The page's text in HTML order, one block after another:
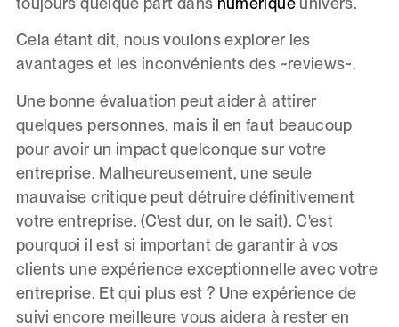
Cela étant dit, nous voulons explorer les
avantages et les inconvénients des ~reviews~.
Une bonne évaluation peut aider à attirer
quelques personnes, mais il en faut beaucoup
pour avoir un impact quelconque sur votre
entreprise. Malheureusement, une seule
mauvaise critique peut détruire définitivement
votre entreprise. (C'est dur, on le sait). C'est
pourquoi il est si important de garantir à vos
clients une expérience exceptionnelle avec votre
entreprise. Et qui plus est ? Une expérience de
suivi encore meilleure vous aidera à rester en